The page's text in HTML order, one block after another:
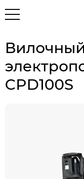
Вилочный
CPD100S